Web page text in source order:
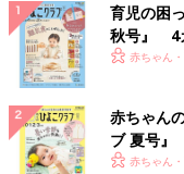
育児の困
秋号』 4
いっぱい
赤ちゃん
赤ちゃん
ブ 夏号』
く！ おっ
赤ちゃん